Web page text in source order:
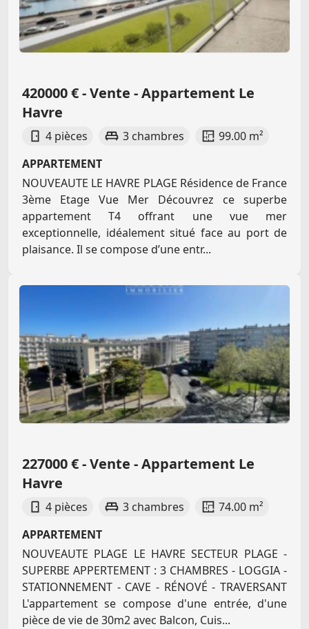
420000 € - Vente - Appartement Le
Havre
4 pièces 3 chambres
99.00 m²
APPARTEMENT
NOUVEAUTE LE HAVRE PLAGE Résidence de France
3ème Etage Vue Mer Découvrez ce superbe
appartement T4 offrant une vue mer
exceptionnelle, idéalement situé face au port de
plaisance. Il se compose d’une entr...
227000 € - Vente - Appartement Le
Havre
4 pièces 3 chambres
74.00 m²
APPARTEMENT
NOUVEAUTE PLAGE LE HAVRE SECTEUR PLAGE -
SUPERBE APPERTEMENT : 3 CHAMBRES - LOGGIA -
STATIONNEMENT - CAVE - RÉNOVÉ - TRAVERSANT
L'appartement se compose d'une entrée, d'une
pièce de vie de 30m2 avec Balcon, Cuis...